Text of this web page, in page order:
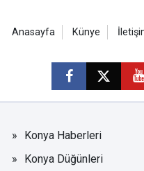
Anasayfa Künye
Konya Haberleri
Konya Düğünleri